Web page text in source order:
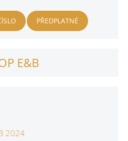
PŘEDPLATNÉ
E&B
2024